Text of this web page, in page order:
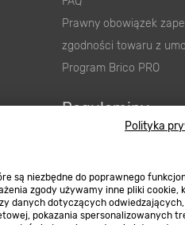
Polityka
są niezbędne do poprawnego
zgody używamy inne pliki cookie,
danych dotyczących odwiedzających,
pokazania spersonalizowanych
Prawny obowiązek
zgodności towaru z
Program Brico PRO
Regulaminy